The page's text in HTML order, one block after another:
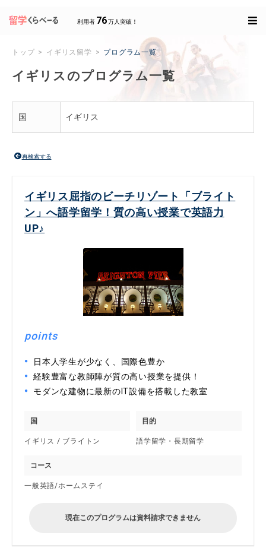
利用者 76万人突破！
トップ イギリス留学 プログラム一覧
イギリスのプログラム一覧
国 イギリス
再検索する
イギリス屈指のビーチリゾート「ブライト
ン」へ語学留学！質の高い授業で英語力
UP♪
points
日本人学生が少なく、国際色豊か
経験豊富な教師陣が質の高い授業を提供！
モダンな建物に最新のIT設備を搭載した教室
国
イギリス / ブライトン
目的
語学留学・長期留学
コース
一般英語/ホームステイ
現在このプログラムは資料請求できません